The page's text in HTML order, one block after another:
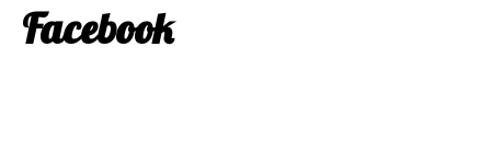
Facebook